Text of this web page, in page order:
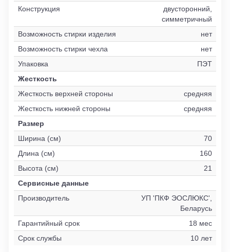
Конструкция
двусторонний,
симметричный
Возможность стирки изделия
нет
Возможность стирки чехла
нет
Упаковка
ПЭТ
Жесткость
Жесткость верхней стороны
средняя
Жесткость нижней стороны
средняя
Размер
Ширина (см)
70
Длина (см)
160
Высота (см)
21
Сервисные данные
Производитель
УП 'ПКФ ЭОСЛЮКС',
Беларусь
Гарантийный срок
18 мес
Срок службы
10 лет